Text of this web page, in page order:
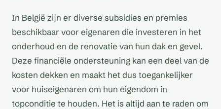
In België zijn er diverse subsidies en premies
beschikbaar voor eigenaren die investeren in het
onderhoud en de renovatie van hun dak en gevel.
Deze financiële ondersteuning kan een deel van de
kosten dekken en maakt het dus toegankelijker
voor huiseigenaren om hun eigendom in
topconditie te houden. Het is altijd aan te raden om